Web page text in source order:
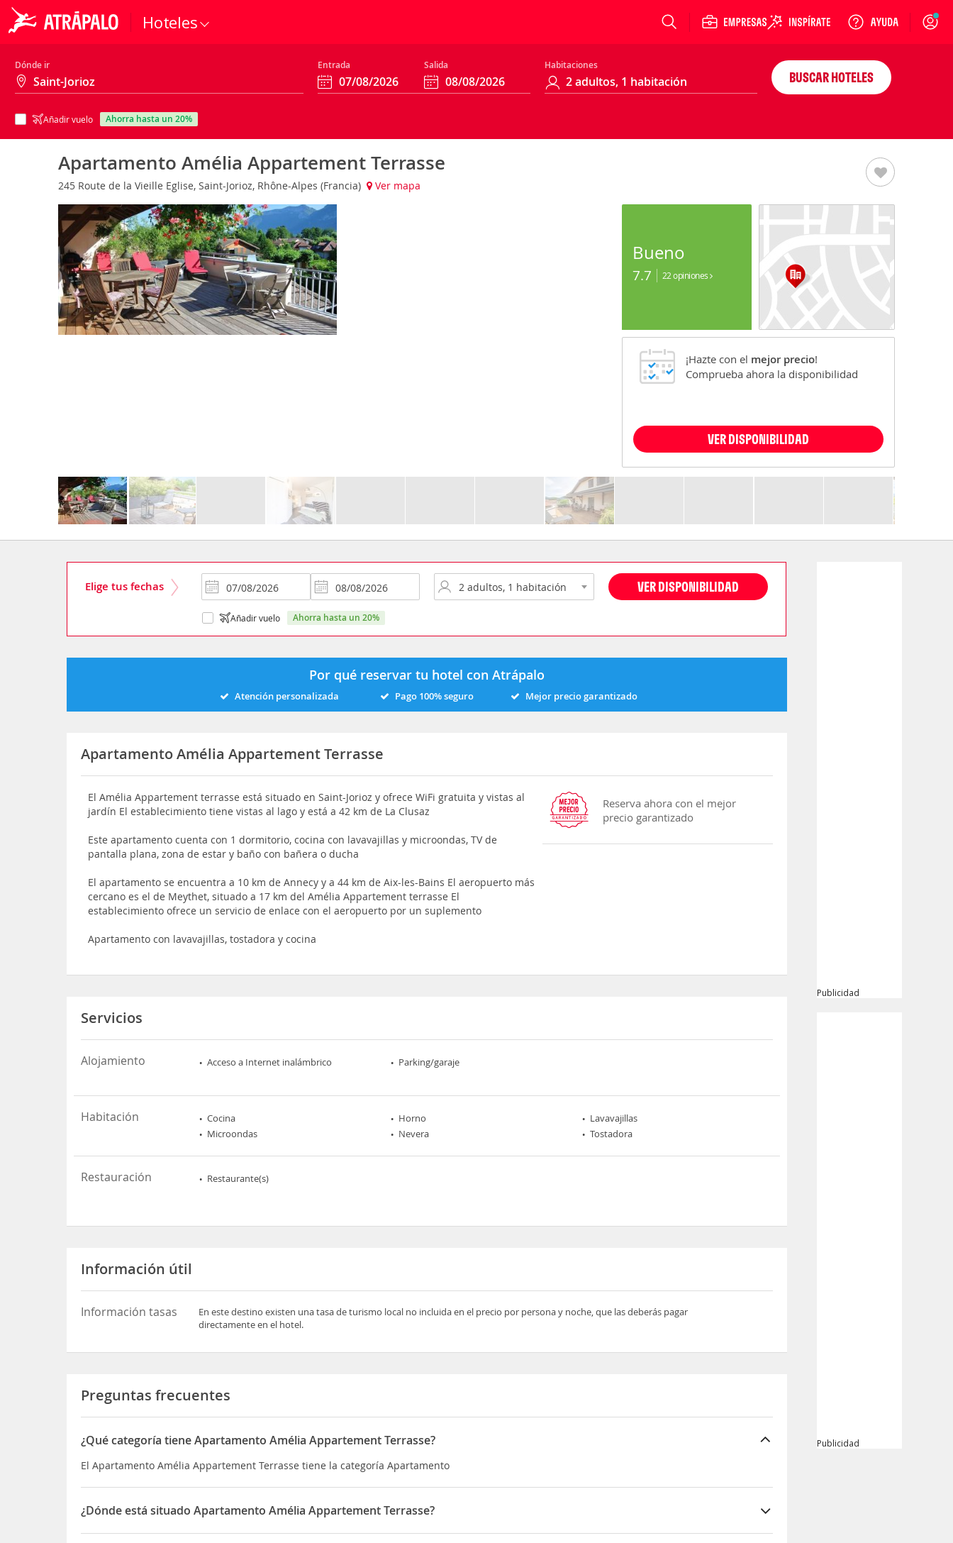
Hoteles Login
Dónde ir Entrada Salida Habitaciones
Añadir vuelo ahorra hasta un 20%
BUSCAR HOTELES
Apartamento Amélia Appartement Terrasse
245 Route de la Vieille Eglise, Saint-Jorioz, Rhône-Alpes (Francia) Ver mapa
Bueno
7.7 22 opiniones
¡Hazte con el mejor precio!
Comprueba ahora la disponibilidad
VER DISPONIBILIDAD
Elige tus fechas VER DISPONIBILIDAD
Añadir vuelo ahorra hasta un 20%
Por qué reservar tu hotel con Atrápalo
Atención personalizada Pago 100% seguro Mejor precio garantizado
Apartamento Amélia Appartement Terrasse
El Amélia Appartement terrasse está situado en Saint-Jorioz y ofrece WiFi gratuita y vistas al
jardín El establecimiento tiene vistas al lago y está a 42 km de La Clusaz
Este apartamento cuenta con 1 dormitorio, cocina con lavavajillas y microondas, TV de
pantalla plana, zona de estar y baño con bañera o ducha
El apartamento se encuentra a 10 km de Annecy y a 44 km de Aix-les-Bains El aeropuerto más
cercano es el de Meythet, situado a 17 km del Amélia Appartement terrasse El
establecimiento ofrece un servicio de enlace con el aeropuerto por un suplemento
Apartamento con lavavajillas, tostadora y cocina
Reserva ahora con el mejor
precio garantizado
Servicios
Alojamiento Acceso a Internet inalámbrico Parking/garaje
Habitación Cocina Horno
Lavavajillas
Microondas
Nevera Tostadora
Restauración Restaurante(s)
Información útil
Información tasas
En este destino existen una tasa de turismo local no incluida en el precio por persona y noche, que las deberás pagar
directamente en el hotel.
Preguntas frecuentes
¿Qué categoría tiene Apartamento Amélia Appartement Terrasse?
El Apartamento Amélia Appartement Terrasse tiene la categoría Apartamento
¿Dónde está situado Apartamento Amélia Appartement Terrasse?
El Apartamento Amélia Appartement Terrasse está situado en 245 Route de la Vieille Eglise
Publicidad
Publicidad